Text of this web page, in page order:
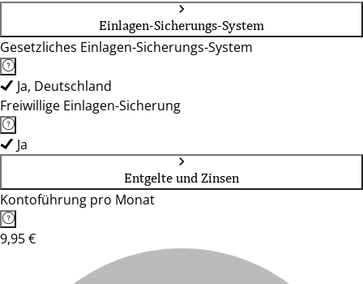
Einlagen-Sicherungs-System
Gesetzliches Einlagen-Sicherungs-System
Ja, Deutschland
Freiwillige Einlagen-Sicherung
Ja
Entgelte und Zinsen
Kontoführung pro Monat
9,95 €